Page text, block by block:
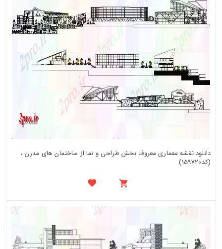
دانلود نقشه معماری معروف بخش طراحی و نما از ساختمان های مدرن ،
(کد159720)